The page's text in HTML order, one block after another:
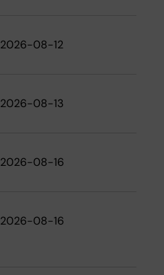
2026-08-12
2026-08-13
2026-08-16
2026-08-16